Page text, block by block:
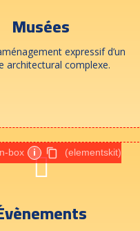
Musées
expressif d’un
architectural complexe.
box i (elementskit)